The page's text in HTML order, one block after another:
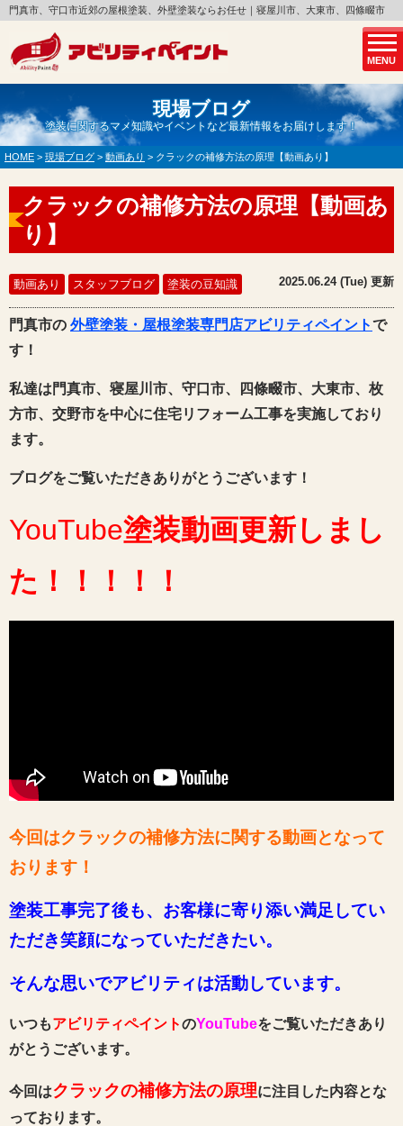
MENU
門真市、守口市近郊の屋根塗装、外壁塗装ならお任せ｜寝屋川市、大東市、四條畷市
現場ブログ
塗装に関するマメ知識やイベントなど最新情報をお届けします！
HOME > 現場ブログ > 動画あり > クラックの補修方法の原理【動画あり】
クラックの補修方法の原理【動画あ
り】
動画あり スタッフブログ 塗装の豆知識 2025.06.24 (Tue) 更新
門真市の 外壁塗装・屋根塗装専門店アビリティペイントで
す！
私達は門真市、寝屋川市、守口市、四條畷市、大東市、枚
方市、交野市を中心に住宅リフォーム工事を実施しており
ます。
ブログをご覧いただきありがとうございます！
YouTube塗装動画更新しまし
た ！！！！！
今回はクラックの補修方法に関する動画となって
おります ！
塗装工事完了後も、お客様に寄り添い満足してい
ただき笑顔になっていただきたい。
そんな思いでアビリティは活動しています。
いつもアビリティペイントのYouTubeをご覧いただきあり
がとうございます。
今回はクラックの補修方法の原理に注目した内容とな
っております。